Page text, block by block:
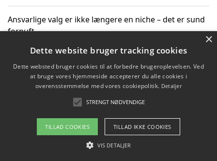
Ansvarlige valg er ikke længere en niche – det er sund
fornuft
Sådan kan du handle bæredygtigt og bestil med
faktura
Om / kontakt
Blog Betingelser
×
Dette website bruger tracking cookies
Dette websted bruger cookies til at forbedre brugeroplevelsen. Ved
at bruge vores hjemmeside accepterer du alle cookies i
overensstemmelse med vores cookiepolitik. Detaljer
STRENGT NØDVENDIGE
TILLAD COOKIES TILLAD IKKE COOKIES
VIS DETALJER